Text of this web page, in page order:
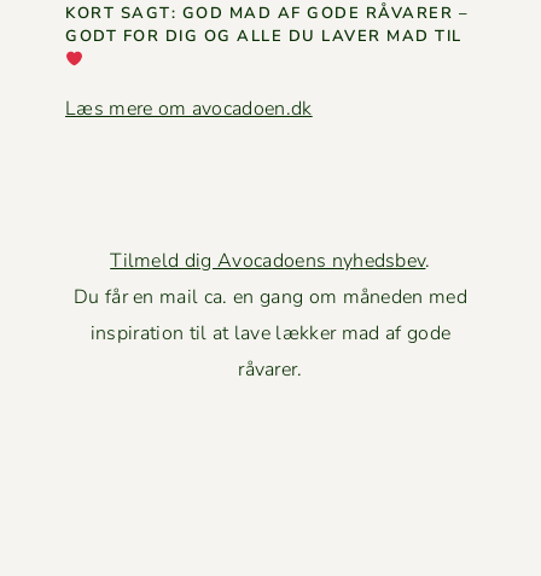
KORT SAGT: GOD MAD AF GODE RÅVAR­ER –
GODT FOR DIG OG ALLE DU LAVER MAD TIL
Læs mere om avocadoen.dk
Tilmeld dig Avocadoens nyhedsbev.
Du får en mail ca. en gang om måneden med
inspiration til at lave lækker mad af gode
råvarer.